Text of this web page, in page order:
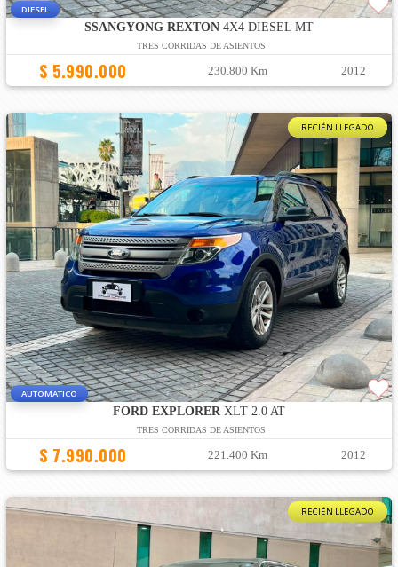
DIESEL
SSANGYONG REXTON4X4 DIESEL MT
TRES CORRIDAS DE ASIENTOS
$ 5.990.000 230.800 Km 2012
RECIÉN LLEGADO
AUTOMATICO
FORD EXPLORERXLT 2.0 AT
TRES CORRIDAS DE ASIENTOS
$ 7.990.000 221.400 Km 2012
RECIÉN LLEGADO